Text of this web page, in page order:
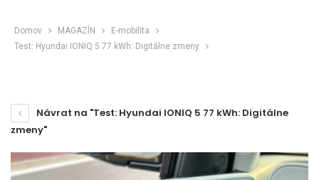
Domov MAGAZÍN
E-mobilita
Test: Hyundai IONIQ 5 77 kWh: Digitálne zmeny
Návrat na "Test: Hyundai IONIQ 5 77 kWh: Digitálne
zmeny"